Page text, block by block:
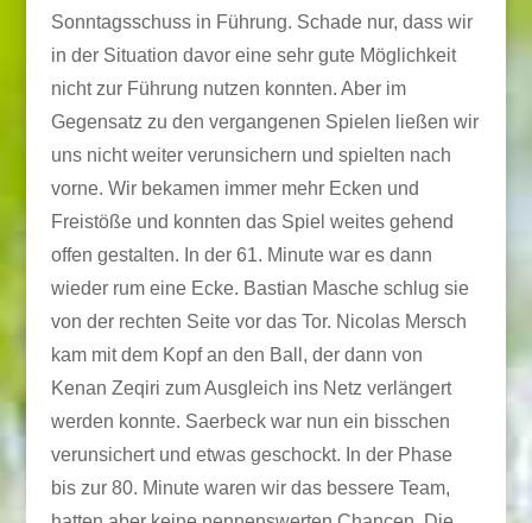
Sonntagsschuss in Führung. Schade nur, dass wir
in der Situation davor eine sehr gute Möglichkeit
nicht zur Führung nutzen konnten. Aber im
Gegensatz zu den vergangenen Spielen ließen wir
uns nicht weiter verunsichern und spielten nach
vorne. Wir bekamen immer mehr Ecken und
Freistöße und konnten das Spiel weites gehend
offen gestalten. In der 61. Minute war es dann
wieder rum eine Ecke. Bastian Masche schlug sie
von der rechten Seite vor das Tor. Nicolas Mersch
kam mit dem Kopf an den Ball, der dann von
Kenan Zeqiri zum Ausgleich ins Netz verlängert
werden konnte. Saerbeck war nun ein bisschen
verunsichert und etwas geschockt. In der Phase
bis zur 80. Minute waren wir das bessere Team,